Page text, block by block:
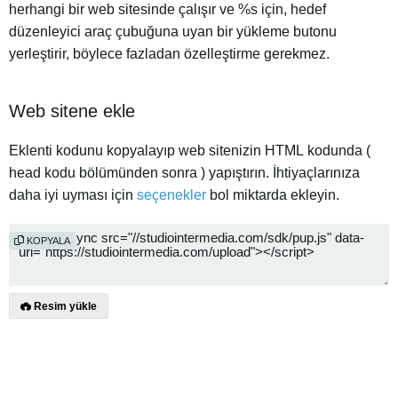
herhangi bir web sitesinde çalışır ve %s için, hedef
düzenleyici araç çubuğuna uyan bir yükleme butonu
yerleştirir, böylece fazladan özelleştirme gerekmez.
Web sitene ekle
Eklenti kodunu kopyalayıp web sitenizin HTML kodunda (
head kodu bölümünden sonra ) yapıştırın. İhtiyaçlarınıza
daha iyi uyması için seçenekler bol miktarda ekleyin.
KOPYALA
Resim yükle